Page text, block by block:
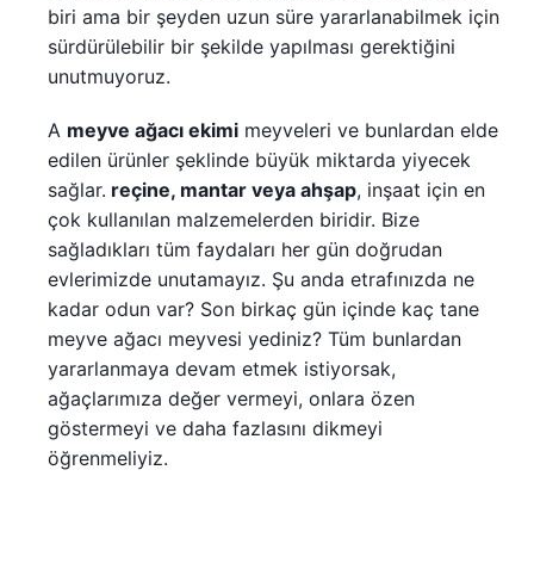
biri ama bir şeyden uzun süre yararlanabilmek için
sürdürülebilir bir şekilde yapılması gerektiğini
unutmuyoruz.
A meyve ağacı ekimi meyveleri ve bunlardan elde
edilen ürünler şeklinde büyük miktarda yiyecek
sağlar. reçine, mantar veya ahşap, inşaat için en
çok kullanılan malzemelerden biridir. Bize
sağladıkları tüm faydaları her gün doğrudan
evlerimizde unutamayız. Şu anda etrafınızda ne
kadar odun var? Son birkaç gün içinde kaç tane
meyve ağacı meyvesi yediniz? Tüm bunlardan
yararlanmaya devam etmek istiyorsak,
ağaçlarımıza değer vermeyi, onlara özen
göstermeyi ve daha fazlasını dikmeyi
öğrenmeliyiz.